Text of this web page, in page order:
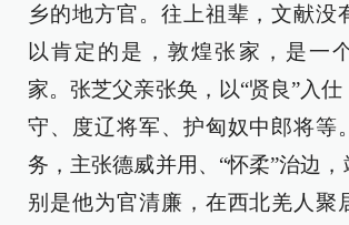
乡的地方官。往上祖辈，文献没
以肯定的是，敦煌张家，是一
家。张芝父亲张奂，以“贤良”入
守、度辽将军、护匈奴中郎将等
务，主张德威并用、“怀柔”治边
别是他为官清廉，在西北羌人聚